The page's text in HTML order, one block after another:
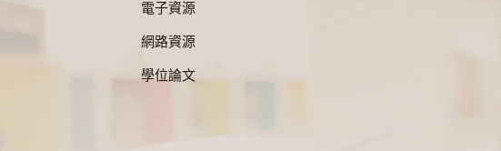
電子資源
網路資源
學位論文